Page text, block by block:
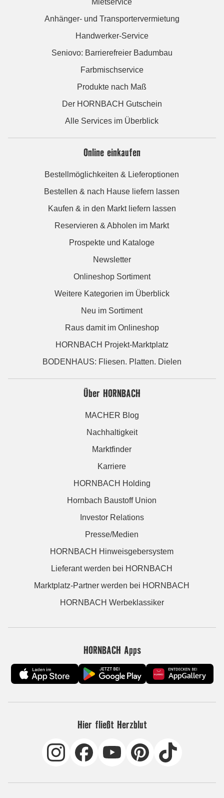
Anhänger- und Transportervermietung
Handwerker-Service
Seniovo: Barrierefreier Badumbau
Farbmischservice
Produkte nach Maß
Der HORNBACH Gutschein
Alle Services im Überblick
Online einkaufen
Bestellmöglichkeiten & Lieferoptionen
Bestellen & nach Hause liefern lassen
Kaufen & in den Markt liefern lassen
Reservieren & Abholen im Markt
Prospekte und Kataloge
Newsletter
Onlineshop Sortiment
Weitere Kategorien im Überblick
Neu im Sortiment
Raus damit im Onlineshop
HORNBACH Projekt-Marktplatz
BODENHAUS: Fliesen. Platten. Dielen
Über HORNBACH
MACHER Blog
Nachhaltigkeit
Marktfinder
Karriere
HORNBACH Holding
Hornbach Baustoff Union
Investor Relations
Presse/Medien
HORNBACH Hinweisgebersystem
Lieferant werden bei HORNBACH
Marktplatz-Partner werden bei HORNBACH
HORNBACH Werbeklassiker
HORNBACH Apps
Hier fließt Herzblut